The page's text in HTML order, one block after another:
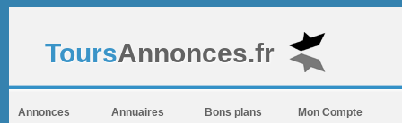
ToursAnnonces.fr
Annonces Annuaires Bons plans Mon Compte